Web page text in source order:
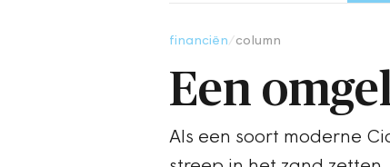
financiën column
Een
Als een soort moderne